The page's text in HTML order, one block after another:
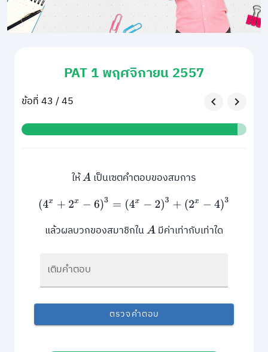
PAT 1 พฤศจิกายน 2557
ข้อที่ 43 / 45
ให้A เป็นเซตคำตอบของสมการ
(4x +2 x−6 3= (4x−2) 3+(2x−4)3
แล้วผลบวกของสมาชิกในAมีค่าเท่ากับเท่าใด
เติมคำตอบ
ตรวจคำตอบ